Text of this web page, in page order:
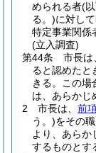
められる者(
る。)に対し
特定事業関係
(立入調査)
第44条
市長は
ると認めたと
きる。
この場
は、あらかじ
2
市長は、 前
う。)をその
より、あらか
するものとす